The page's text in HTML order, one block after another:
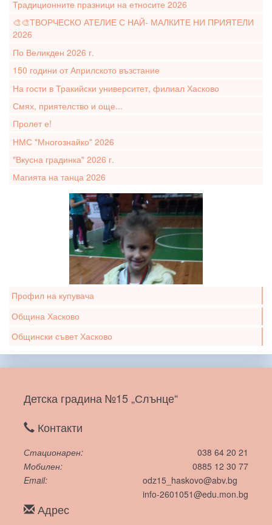
Традиционните празници на етносите 2026
🎨🎨ТВОРЧЕСКО АТЕЛИЕ С НАЙ- МАЛКИТЕ НИ ПРИЯТЕЛИ
2026
По Великден 2026 г.
150 години от Априлското възстание
На гости в Тракийски университет, филиал Хасково
Смях, приятелство и още...
Пролет е!
НМС "Многознайко" 2026
"Вкусна градинка" 2026 г.
Магията на танца 2026
Профил на купувача
Община Хасково
Общински съвет Хасково
Детска градина №15 „Слънце“
Контакти
Стационарен
038 64 20 21
Мобилен
0885 12 30 77
Email
odz15_haskovo@abv.bg
info-2601051@edu.mon.bg
Адрес